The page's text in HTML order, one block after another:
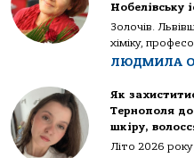
Нобелівську
Золочів.
хіміку,
ЛЮДМИЛА
Як
Тернополя
шкіру,
Літо 2026 року